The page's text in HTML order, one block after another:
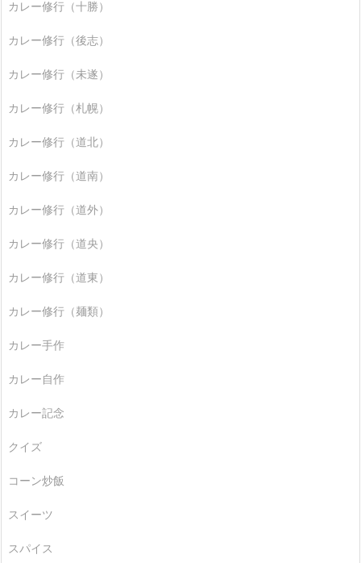
カレー修行（十勝）
カレー修行（後志）
カレー修行（未遂）
カレー修行（札幌）
カレー修行（道北）
カレー修行（道南）
カレー修行（道外）
カレー修行（道央）
カレー修行（道東）
カレー修行（麺類）
カレー手作
カレー自作
カレー記念
クイズ
コーン炒飯
スイーツ
スパイス